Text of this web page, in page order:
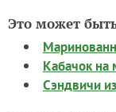
Это может
Кабачок на
Сэндвичи